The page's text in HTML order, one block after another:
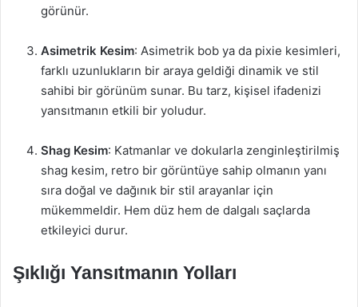
görünür.
Asimetrik Kesim: Asimetrik bob ya da pixie kesimleri,
farklı uzunlukların bir araya geldiği dinamik ve stil
sahibi bir görünüm sunar. Bu tarz, kişisel ifadenizi
yansıtmanın etkili bir yoludur.
Shag Kesim: Katmanlar ve dokularla zenginleştirilmiş
shag kesim, retro bir görüntüye sahip olmanın yanı
sıra doğal ve dağınık bir stil arayanlar için
mükemmeldir. Hem düz hem de dalgalı saçlarda
etkileyici durur.
Şıklığı Yansıtmanın Yolları